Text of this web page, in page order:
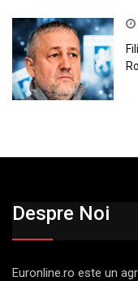
Despre Noi
Euronline.ro este un